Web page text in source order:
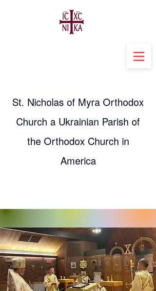
St. Nicholas of Myra Orthodox
Church a Ukrainian Parish of
the Orthodox Church in
America